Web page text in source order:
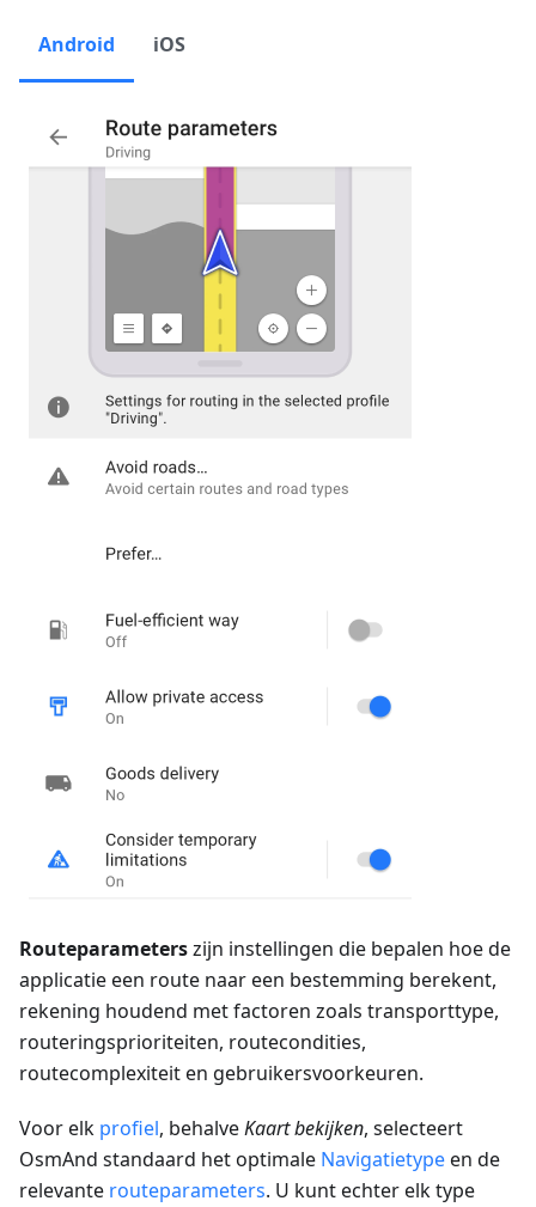
Android iOS
Routeparameterszijn instellingen die bepalen hoe de
applicatie een route naar een bestemming berekent,
rekening houdend met factoren zoals transporttype,
routeringsprioriteiten, routecondities,
routecomplexiteit en gebruikersvoorkeuren.
Voor elk profiel, behalveKaart bekijken, selecteert
OsmAnd standaard het optimale Navigatietypeen de
relevante routeparameters. U kunt echter elk type